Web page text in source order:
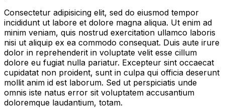
Consectetur adipisicing elit, sed do eiusmod tempor
incididunt ut labore et dolore magna aliqua. Ut enim ad
minim veniam, quis nostrud exercitation ullamco laboris
nisi ut aliquip ex ea commodo consequat. Duis aute irure
dolor in reprehenderit in voluptate velit esse cillum
dolore eu fugiat nulla pariatur. Excepteur sint occaecat
cupidatat non proident, sunt in culpa qui officia deserunt
mollit anim id est laborum. Sed ut perspiciatis unde
omnis iste natus error sit voluptatem accusantium
doloremque laudantium, totam.